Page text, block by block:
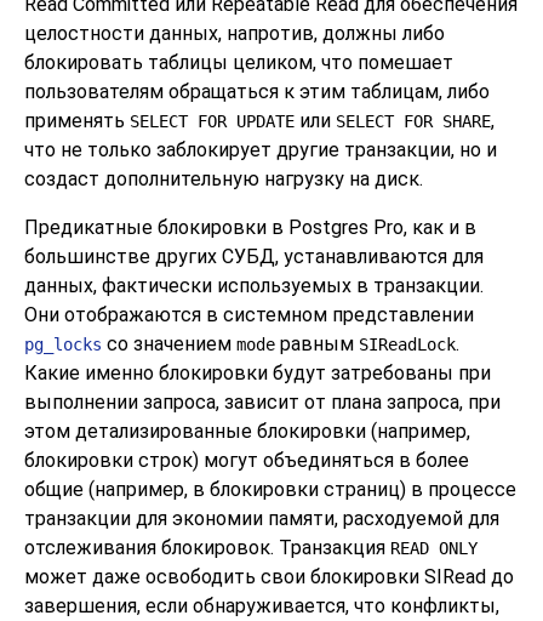
целостности данных, напротив, должны либо
блокировать таблицы целиком, что помешает
пользователям обращаться к этим таблицам, либо
применять SELECT FOR UPDATE или SELECT FOR SHARE,
что не только заблокирует другие транзакции, но и
создаст дополнительную нагрузку на диск.
Предикатные блокировки в Postgres Pro, как и в
большинстве других СУБД, устанавливаются для
данных, фактически используемых в транзакции.
Они отображаются в системном представлении
pg_locks со значением mode равным SIReadLock.
Какие именно блокировки будут затребованы при
выполнении запроса, зависит от плана запроса, при
этом детализированные блокировки (например,
блокировки строк) могут объединяться в более
общие (например, в блокировки страниц) в процессе
транзакции для экономии памяти, расходуемой для
отслеживания блокировок. Транзакция READ ONLY
может даже освободить свои блокировки SIRead до
завершения, если обнаруживается, что конфликты,